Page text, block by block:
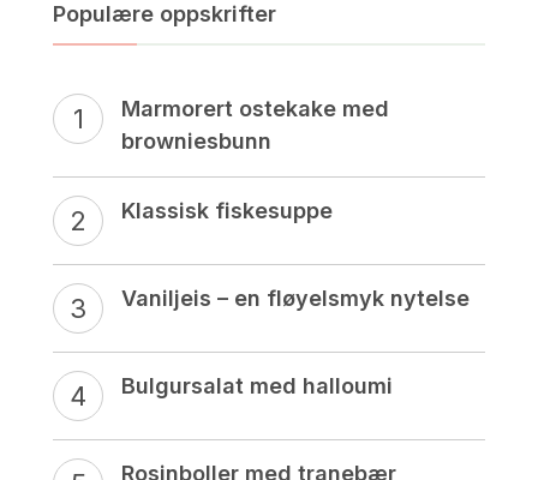
Populære oppskrifter
Marmorert ostekake med
browniesbunn
Klassisk fiskesuppe
Vaniljeis – en fløyelsmyk nytelse
Bulgursalat med halloumi
Rosinboller med tranebær